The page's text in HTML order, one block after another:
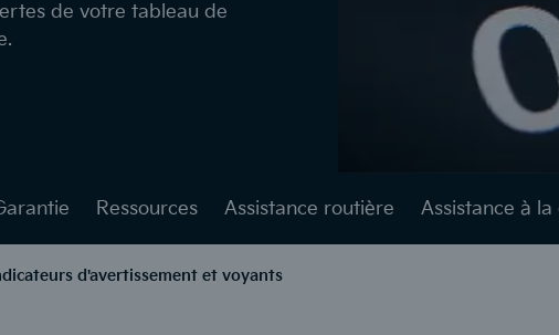
de votre tableau de
Ressources Assistance routière Assistance à
d'avertissement et voyants